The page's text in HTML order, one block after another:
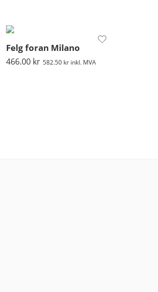
Felg foran Milano
466.00 kr 582.50 kr inkl. MVA